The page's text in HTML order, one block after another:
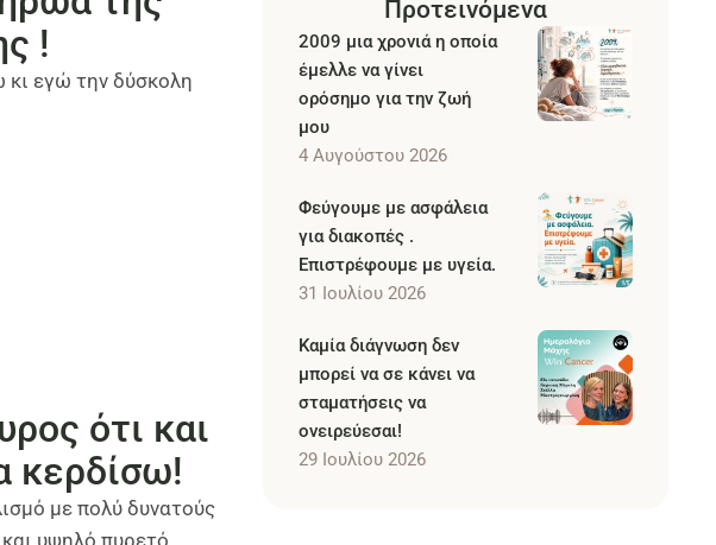
!
κι εγώ την δύσκολη
ότι και
κερδίσω!
με πολύ δυνατούς
υψηλό πυρετό. …
Προτεινόμενα
2009 μια χρονιά η οποία
έμελλε να γίνει
ορόσημο για την ζωή
μου
4 Αυγούστου 2026
Φεύγουμε με ασφάλεια
για διακοπές .
Επιστρέφουμε με υγεία.
31 Ιουλίου 2026
Καμία διάγνωση δεν
μπορεί να σε κάνει να
σταματήσεις να
ονειρεύεσαι!
29 Ιουλίου 2026